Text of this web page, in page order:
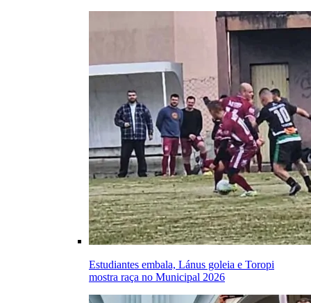
Estudiantes embala, Lánus goleia e Toropi
mostra raça no Municipal 2026